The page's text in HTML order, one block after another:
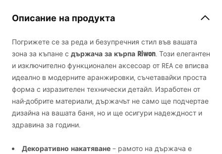
Описание на продукта
Погрижете се за реда и безупречния стил във вашата
зона за къпане с държача за кърпа Riwon. Този елегантен
и изключително функционален аксесоар от REA се вписва
идеално в модерните аранжировки, съчетавайки проста
форма с изразителен технически детайл. Изработен от
най-добрите материали, държачът не само ще подчертае
дизайна на вашата баня, но и ще осигури надеждност и
здравина за години.
Декоративно накатяване – рамото на държача е